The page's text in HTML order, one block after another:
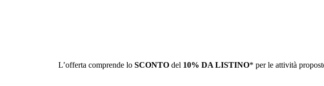
L’offerta comprende loSCONTOdel 10% DA LISTINO* per le attività